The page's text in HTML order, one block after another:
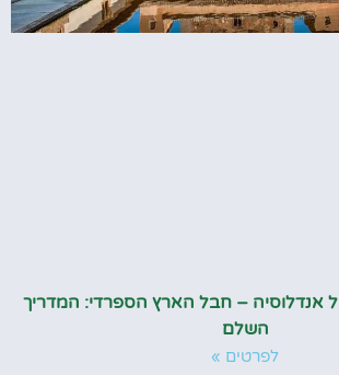
אנדלוסיה – חבל הארץ הספרדי: המדריך
השלם
לפרטים »